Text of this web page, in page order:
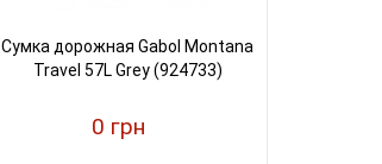
Сумка дорожная Gabol Montana
Travel 57L Grey (924733)
0 грн